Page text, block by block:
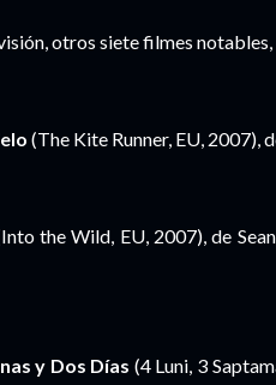
otros siete filmes
(The Kite Runner, EU, 2007),
the Wild, EU, 2007), de
y Dos Días (4 Luni, 3